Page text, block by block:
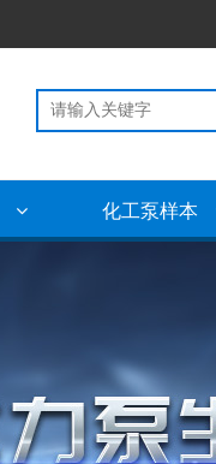
化工泵样本